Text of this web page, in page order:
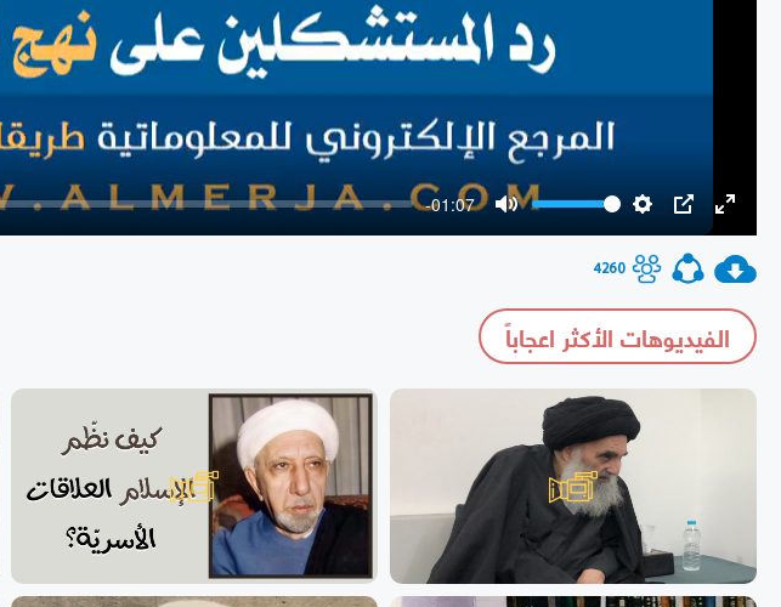
-01:07
SettingsPIP
4260
الفيديوهات الأكثر اعجاباً